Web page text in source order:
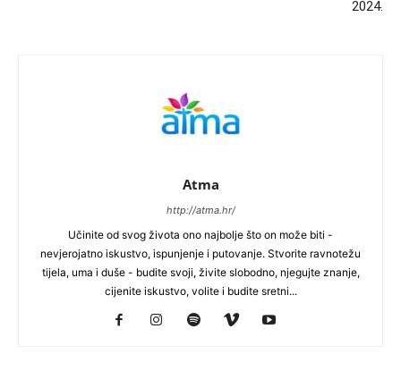
2024.
Atma
http://atma.hr/
Učinite od svog života ono najbolje što on može biti -
nevjerojatno iskustvo, ispunjenje i putovanje. Stvorite ravnotežu
tijela, uma i duše - budite svoji, živite slobodno, njegujte znanje,
cijenite iskustvo, volite i budite sretni...